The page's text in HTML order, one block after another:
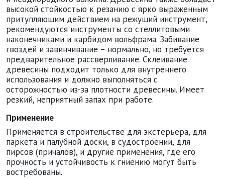
высокой стойкостью к резанию с ярко выраженным
притупляющим действием на режущий инструмент,
рекомендуются инструменты со стеллитовыми
наконечниками и карбидом вольфрама. Забивание
гвоздей и завинчивание – нормально, но требуется
предварительное рассверливание. Склеивание
древесины подходит только для внутреннего
использования и должно выполняться с
осторожностью из-за плотности древесины. Имеет
резкий, неприятный запах при работе.
Применение
Применяется в строительстве для экстерьера, для
паркета и палубной доски, в судостроении, для
пирсов (причалов), и другие применения, где его
прочность и устойчивость к гниению могут быть
востребованы.